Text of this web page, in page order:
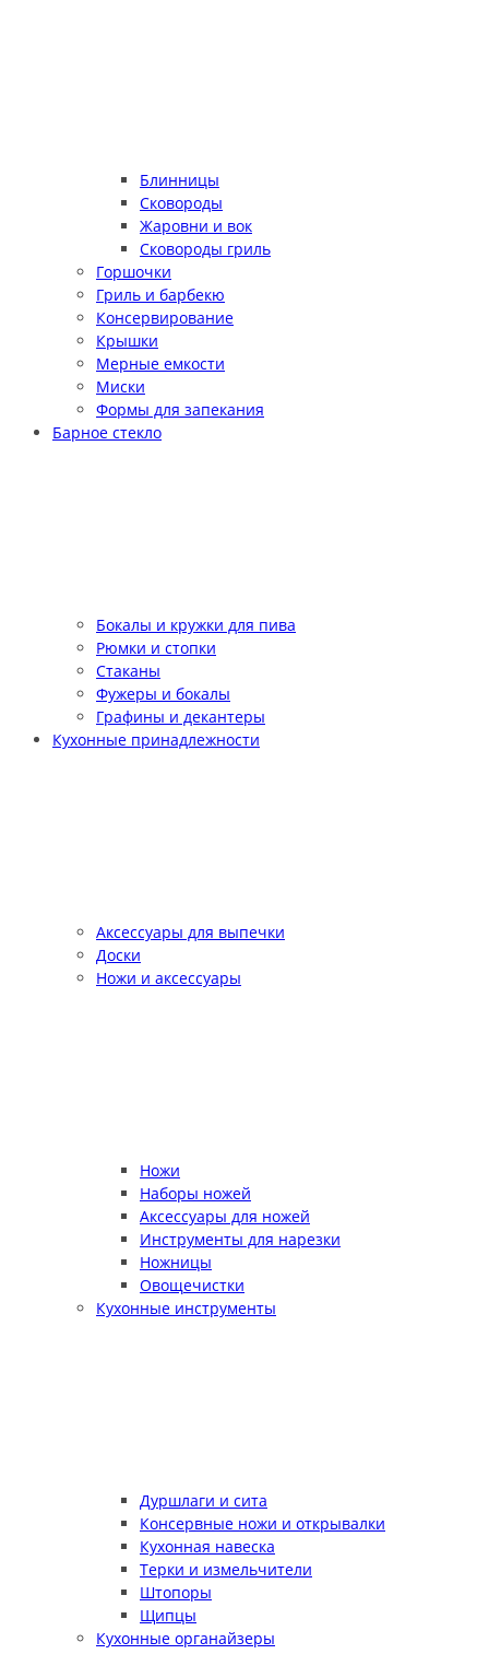
Блинницы
Сковороды
Жаровни и вок
Сковороды гриль
Горшочки
Гриль и барбекю
Консервирование
Крышки
Мерные емкости
Миски
Формы для запекания
Барное стекло
Бокалы и кружки для пива
Рюмки и стопки
Стаканы
Фужеры и бокалы
Графины и декантеры
Кухонные принадлежности
Аксессуары для выпечки
Доски
Ножи и аксессуары
Ножи
Наборы ножей
Аксессуары для ножей
Инструменты для нарезки
Ножницы
Овощечистки
Кухонные инструменты
Дуршлаги и сита
Консервные ножи и открывалки
Кухонная навеска
Терки и измельчители
Штопоры
Щипцы
Кухонные органайзеры